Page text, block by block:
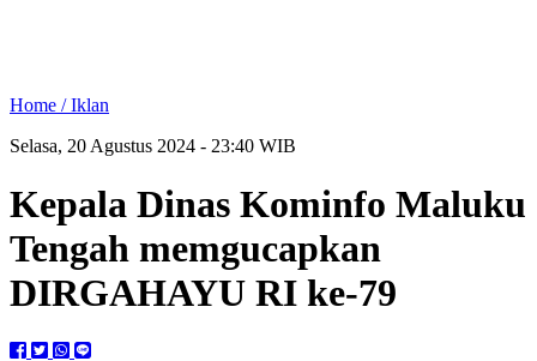
Home /Iklan
Selasa, 20 Agustus 2024 - 23:40 WIB
Kepala Dinas Kominfo Maluku
Tengah memgucapkan
DIRGAHAYU RI ke-79